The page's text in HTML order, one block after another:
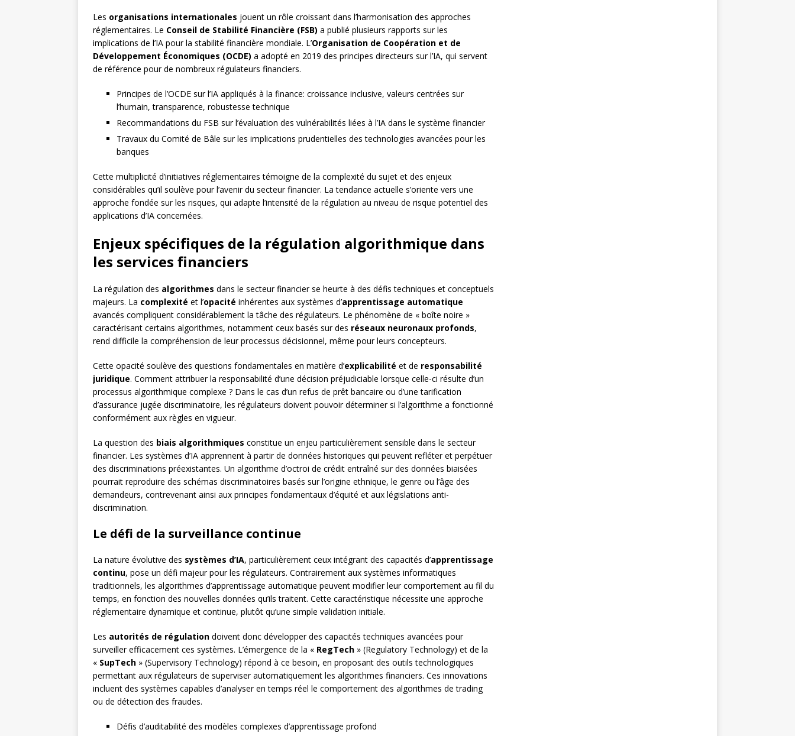
Les organisations internationales jouent un rôle croissant dans l’harmonisation des approches
réglementaires. Le Conseil de Stabilité Financière (FSB) a publié plusieurs rapports sur les
implications de l’IA pour la stabilité financière mondiale. L’Organisation de Coopération et de
Développement Économiques (OCDE) a adopté en 2019 des principes directeurs sur l’IA, qui servent
de référence pour de nombreux régulateurs financiers.
Principes de l’OCDE sur l’IA appliqués à la finance: croissance inclusive, valeurs centrées sur
l’humain, transparence, robustesse technique
Recommandations du FSB sur l’évaluation des vulnérabilités liées à l’IA dans le système financier
Travaux du Comité de Bâle sur les implications prudentielles des technologies avancées pour les
banques
Cette multiplicité d’initiatives réglementaires témoigne de la complexité du sujet et des enjeux
considérables qu’il soulève pour l’avenir du secteur financier. La tendance actuelle s’oriente vers une
approche fondée sur les risques, qui adapte l’intensité de la régulation au niveau de risque potentiel des
applications d’IA concernées.
Enjeux spécifiques de la régulation algorithmique dans
les services financiers
La régulation des algorithmes dans le secteur financier se heurte à des défis techniques et conceptuels
majeurs. La complexité et l’opacité inhérentes aux systèmes d’apprentissage automatique
avancés compliquent considérablement la tâche des régulateurs. Le phénomène de « boîte noire »
caractérisant certains algorithmes, notamment ceux basés sur des réseaux neuronaux profonds,
rend difficile la compréhension de leur processus décisionnel, même pour leurs concepteurs.
Cette opacité soulève des questions fondamentales en matière d’explicabilité et de responsabilité
juridique. Comment attribuer la responsabilité d’une décision préjudiciable lorsque celle-ci résulte d’un
processus algorithmique complexe ? Dans le cas d’un refus de prêt bancaire ou d’une tarification
d’assurance jugée discriminatoire, les régulateurs doivent pouvoir déterminer si l’algorithme a fonctionné
conformément aux règles en vigueur.
La question des biais algorithmiques constitue un enjeu particulièrement sensible dans le secteur
financier. Les systèmes d’IA apprennent à partir de données historiques qui peuvent refléter et perpétuer
des discriminations préexistantes. Un algorithme d’octroi de crédit entraîné sur des données biaisées
pourrait reproduire des schémas discriminatoires basés sur l’origine ethnique, le genre ou l’âge des
demandeurs, contrevenant ainsi aux principes fondamentaux d’équité et aux législations anti-
discrimination.
Le défi de la surveillance continue
La nature évolutive des systèmes d’IA, particulièrement ceux intégrant des capacités d’apprentissage
continu, pose un défi majeur pour les régulateurs. Contrairement aux systèmes informatiques
traditionnels, les algorithmes d’apprentissage automatique peuvent modifier leur comportement au fil du
temps, en fonction des nouvelles données qu’ils traitent. Cette caractéristique nécessite une approche
réglementaire dynamique et continue, plutôt qu’une simple validation initiale.
Les autorités de régulation doivent donc développer des capacités techniques avancées pour
surveiller efficacement ces systèmes. L’émergence de la « RegTech » (Regulatory Technology) et de la
« SupTech » (Supervisory Technology) répond à ce besoin, en proposant des outils technologiques
permettant aux régulateurs de superviser automatiquement les algorithmes financiers. Ces innovations
incluent des systèmes capables d’analyser en temps réel le comportement des algorithmes de trading
ou de détection des fraudes.
Défis d’auditabilité des modèles complexes d’apprentissage profond